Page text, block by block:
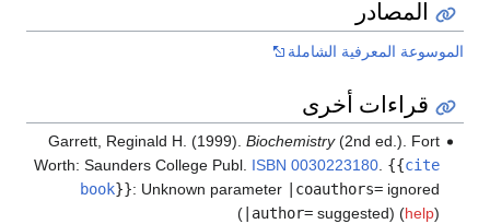
المصادر
الموسوعة المعرفية الشاملة
قراءات أخرى
Garrett, Reginald H. (1999). Biochemistry(2nd ed.). Fort
Worth: Saunders College Publ. ISBN 0030223180. {{cite
book}}: Unknown parameter |coauthors=ignored
(|author=suggested) (help)